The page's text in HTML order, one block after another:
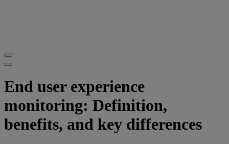
End user experience
monitoring: Definition,
benefits, and key differences